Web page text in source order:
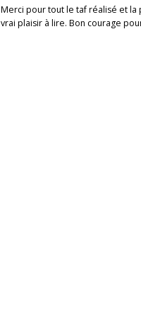
Merci pour tout le taf réalisé et la
vrai plaisir à lire. Bon courage